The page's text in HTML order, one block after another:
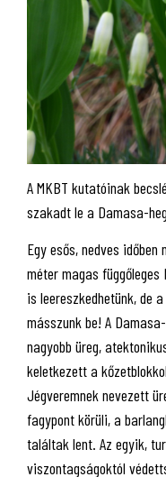
A MKBT kutatóinak
szakadt le a Damasa-
Egy esős, nedves
méter magas
is leereszkedhetünk, de
másszunk be! A
nagyobb üreg,
keletkezett a
Jégveremnek nevezett
fagypont körüli, a
találtak lent. Az egyik,
viszontagságoktól